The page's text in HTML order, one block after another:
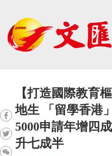
【打造國際教育
地生 「留學香港
5000申請年增四
升七成半